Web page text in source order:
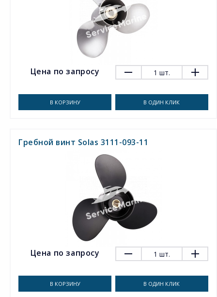
Цена по запросу 1 шт.
В КОРЗИНУ В ОДИН КЛИК
Гребной винт Solas 3111-093-11
Цена по запросу 1 шт.
В КОРЗИНУ В ОДИН КЛИК